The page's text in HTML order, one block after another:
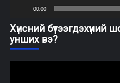
00:00
Хүнсний бүтээгдэхүүний
унших вэ?